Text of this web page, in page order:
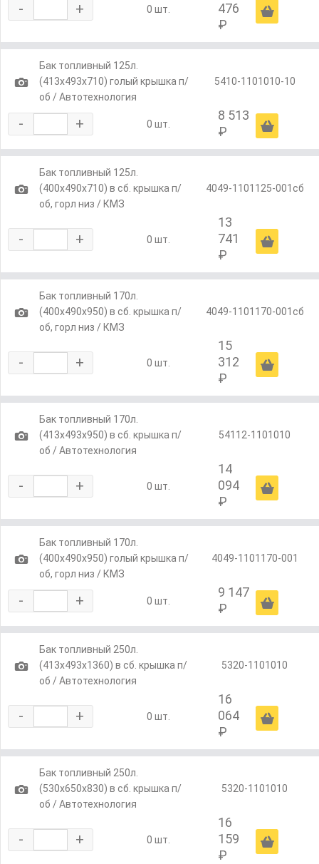
- + 0 шт.
476
₽
Ä
1
Бак топливный 125л.
(413х493х710) голый крышка п/
об / Автотехнология
5410-1101010-10
- + 0 шт.
8 513
₽
Ä
1
Бак топливный 125л.
(400х490х710) в сб. крышка п/
об, горл низ / КМЗ
4049-1101125-001сб
- + 0 шт.
13
741
₽
Ä
1
Бак топливный 170л.
(400х490х950) в сб. крышка п/
об, горл низ / КМЗ
4049-1101170-001сб
- + 0 шт.
15
312
₽
Ä
1
Бак топливный 170л.
(413х493х950) в сб. крышка п/
об / Автотехнология
54112-1101010
- + 0 шт.
14
094
₽
Ä
1
Бак топливный 170л.
(400х490х950) голый крышка п/
об, горл низ / КМЗ
4049-1101170-001
- + 0 шт.
9 147
₽
Ä
1
Бак топливный 250л.
(413х493х1360) в сб. крышка п/
об / Автотехнология
5320-1101010
- + 0 шт.
16
064
₽
Ä
1
Бак топливный 250л.
(530х650х830) в сб. крышка п/
об / Автотехнология
5320-1101010
- + 0 шт.
16
159
₽
Ä